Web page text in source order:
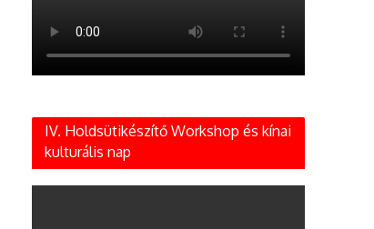
IV. Holdsütikészítő Workshop és kínai
kulturális nap